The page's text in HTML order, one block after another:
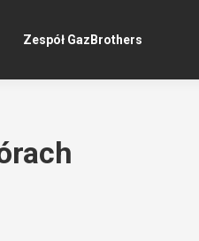
Zespół GazBrothers